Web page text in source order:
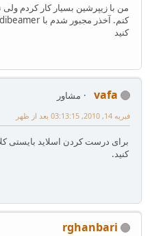
من با زیپرشین بسیار کار کردم
کنید
vafa
مشاور
فبریه 14, 2010, 03:13:15 بعد از ظهر
کنید.
rghanbari